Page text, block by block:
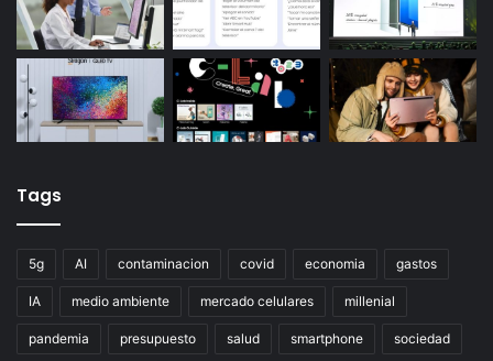
Tags
5g AI contaminacion covid economia gastos
IA medio ambiente mercado celulares millenial
pandemia presupuesto salud smartphone sociedad